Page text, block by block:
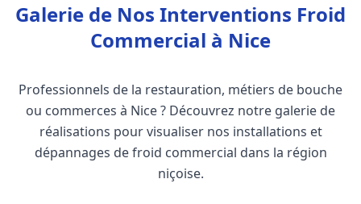
Galerie de Nos Interventions Froid
Commercial à Nice
Professionnels de la restauration, métiers de bouche
ou commerces à Nice ? Découvrez notre galerie de
réalisations pour visualiser nos installations et
dépannages de froid commercial dans la région
niçoise.